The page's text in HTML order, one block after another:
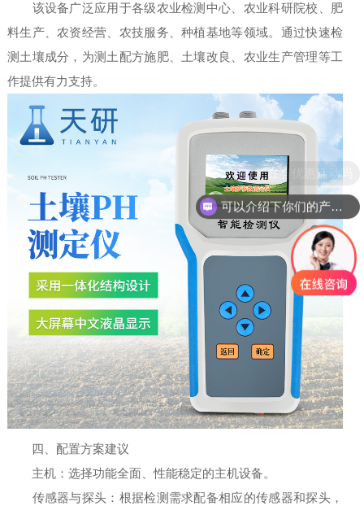
该设备广泛应用于各级农业检测中心、农业科研院校、肥
料生产、农资经营、农技服务、种植基地等领域。通过快速检
测土壤成分，为测土配方施肥、土壤改良、农业生产管理等工
作提供有力支持。
四、配置方案建议
主机：选择功能全面、性能稳定的主机设备。
传感器与探头：根据检测需求配备相应的传感器和探头，
可以介绍下你们的产品么
现在有优惠活动吗